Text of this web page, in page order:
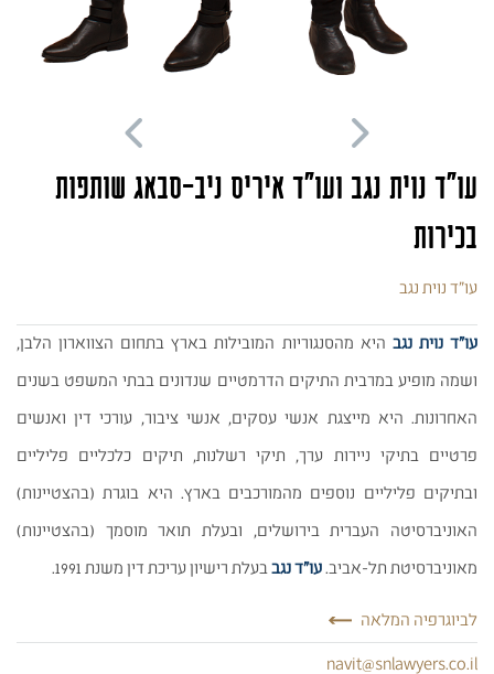
Move
Left
עו״ד נוית נגב ועו"ד איריס ניב-סבאג שותפות
בכירות
עו״ד נוית נגב
עו"ד נוית נגב היא מהסנגוריות המובילות בארץ בתחום הצווארון הלבן,
ושמה מופיע במרבית התיקים הדרמטיים שנדונים בבתי המשפט בשנים
האחרונות. היא מייצגת אנשי עסקים, אנשי ציבור, עורכי דין ואנשים
פרטיים בתיקי ניירות ערך, תיקי רשלנות, תיקים כלכליים פליליים
ובתיקים פליליים נוספים מהמורכבים בארץ. היא בוגרת (בהצטיינות)
האוניברסיטה העברית בירושלים, ובעלת תואר מוסמך (בהצטיינות)
מאוניברסיטת תל-אביב.עו"ד נגבבעלת רישיון עריכת דין משנת 1991.
לביוגרפיה המלאה
navit@snlawyers.co.il